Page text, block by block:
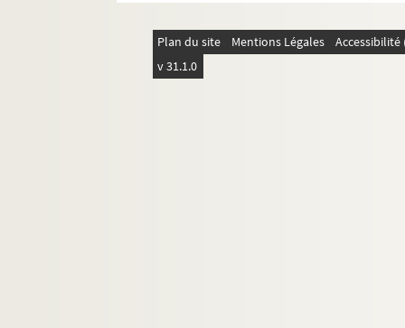
Plan du site Mentions Légales
v 31.1.0